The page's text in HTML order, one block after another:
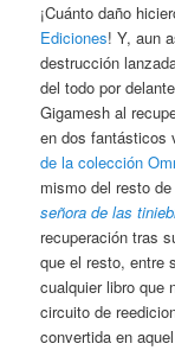
¡Cuánto daño
Ediciones! Y, aun
destrucción
del todo por
Gigamesh al
en dos fantásticos
de la colección
mismo del resto
señora de las
recuperación tras
que el resto, entre
cualquier libro que
circuito de
convertida en